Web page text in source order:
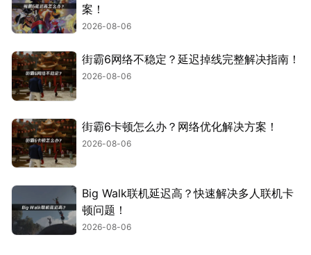
案！
2026-08-06
街霸6网络不稳定？延迟掉线完整解决指南！
2026-08-06
街霸6卡顿怎么办？网络优化解决方案！
2026-08-06
Big Walk联机延迟高？快速解决多人联机卡
顿问题！
2026-08-06